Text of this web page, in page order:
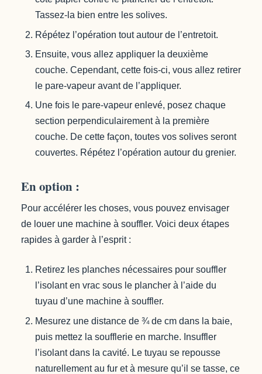
Tassez-la bien entre les solives.
Répétez l’opération tout autour de l’entretoit.
Ensuite, vous allez appliquer la deuxième
couche. Cependant, cette fois-ci, vous allez retirer
le pare-vapeur avant de l’appliquer.
Une fois le pare-vapeur enlevé, posez chaque
section perpendiculairement à la première
couche. De cette façon, toutes vos solives seront
couvertes. Répétez l’opération autour du grenier.
En option :
Pour accélérer les choses, vous pouvez envisager
de louer une machine à souffler. Voici deux étapes
rapides à garder à l’esprit :
Retirez les planches nécessaires pour souffler
l’isolant en vrac sous le plancher à l’aide du
tuyau d’une machine à souffler.
Mesurez une distance de ¾ de cm dans la baie,
puis mettez la soufflerie en marche. Insuffler
l’isolant dans la cavité. Le tuyau se repousse
naturellement au fur et à mesure qu’il se tasse, ce